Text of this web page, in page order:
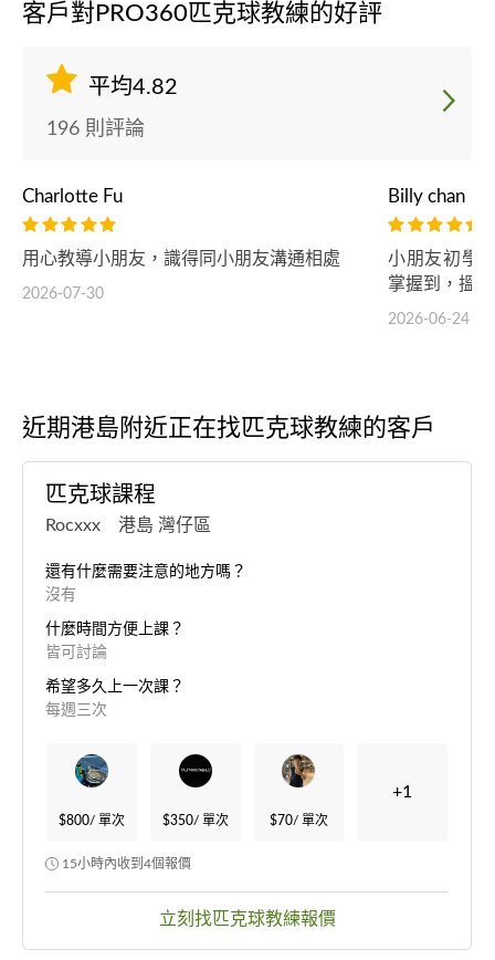
客戶對PRO360匹克球教練的好評
平均4.82
196 則評論
Charlotte Fu
用心教導小朋友，識得同小朋友溝通相處
2026-07-30
Billy chan
小朋友初學
掌握到，搵
2026-06-24
近期港島附近正在找匹克球教練的客戶
匹克球課程
Rocxxx 港島 灣仔區
還有什麼需要注意的地方嗎？
沒有
什麼時間方便上課？
皆可討論
希望多久上一次課？
每週三次
$800/ 單次 $350/ 單次 $70/ 單次
+1
15小時內收到4個報價
立刻找匹克球教練報價